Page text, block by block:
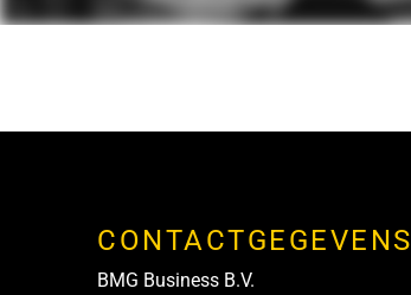
CONTACTGEGEVENS
BMG Business B.V.